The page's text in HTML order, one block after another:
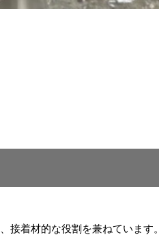
接着材的な役割を兼ねています。